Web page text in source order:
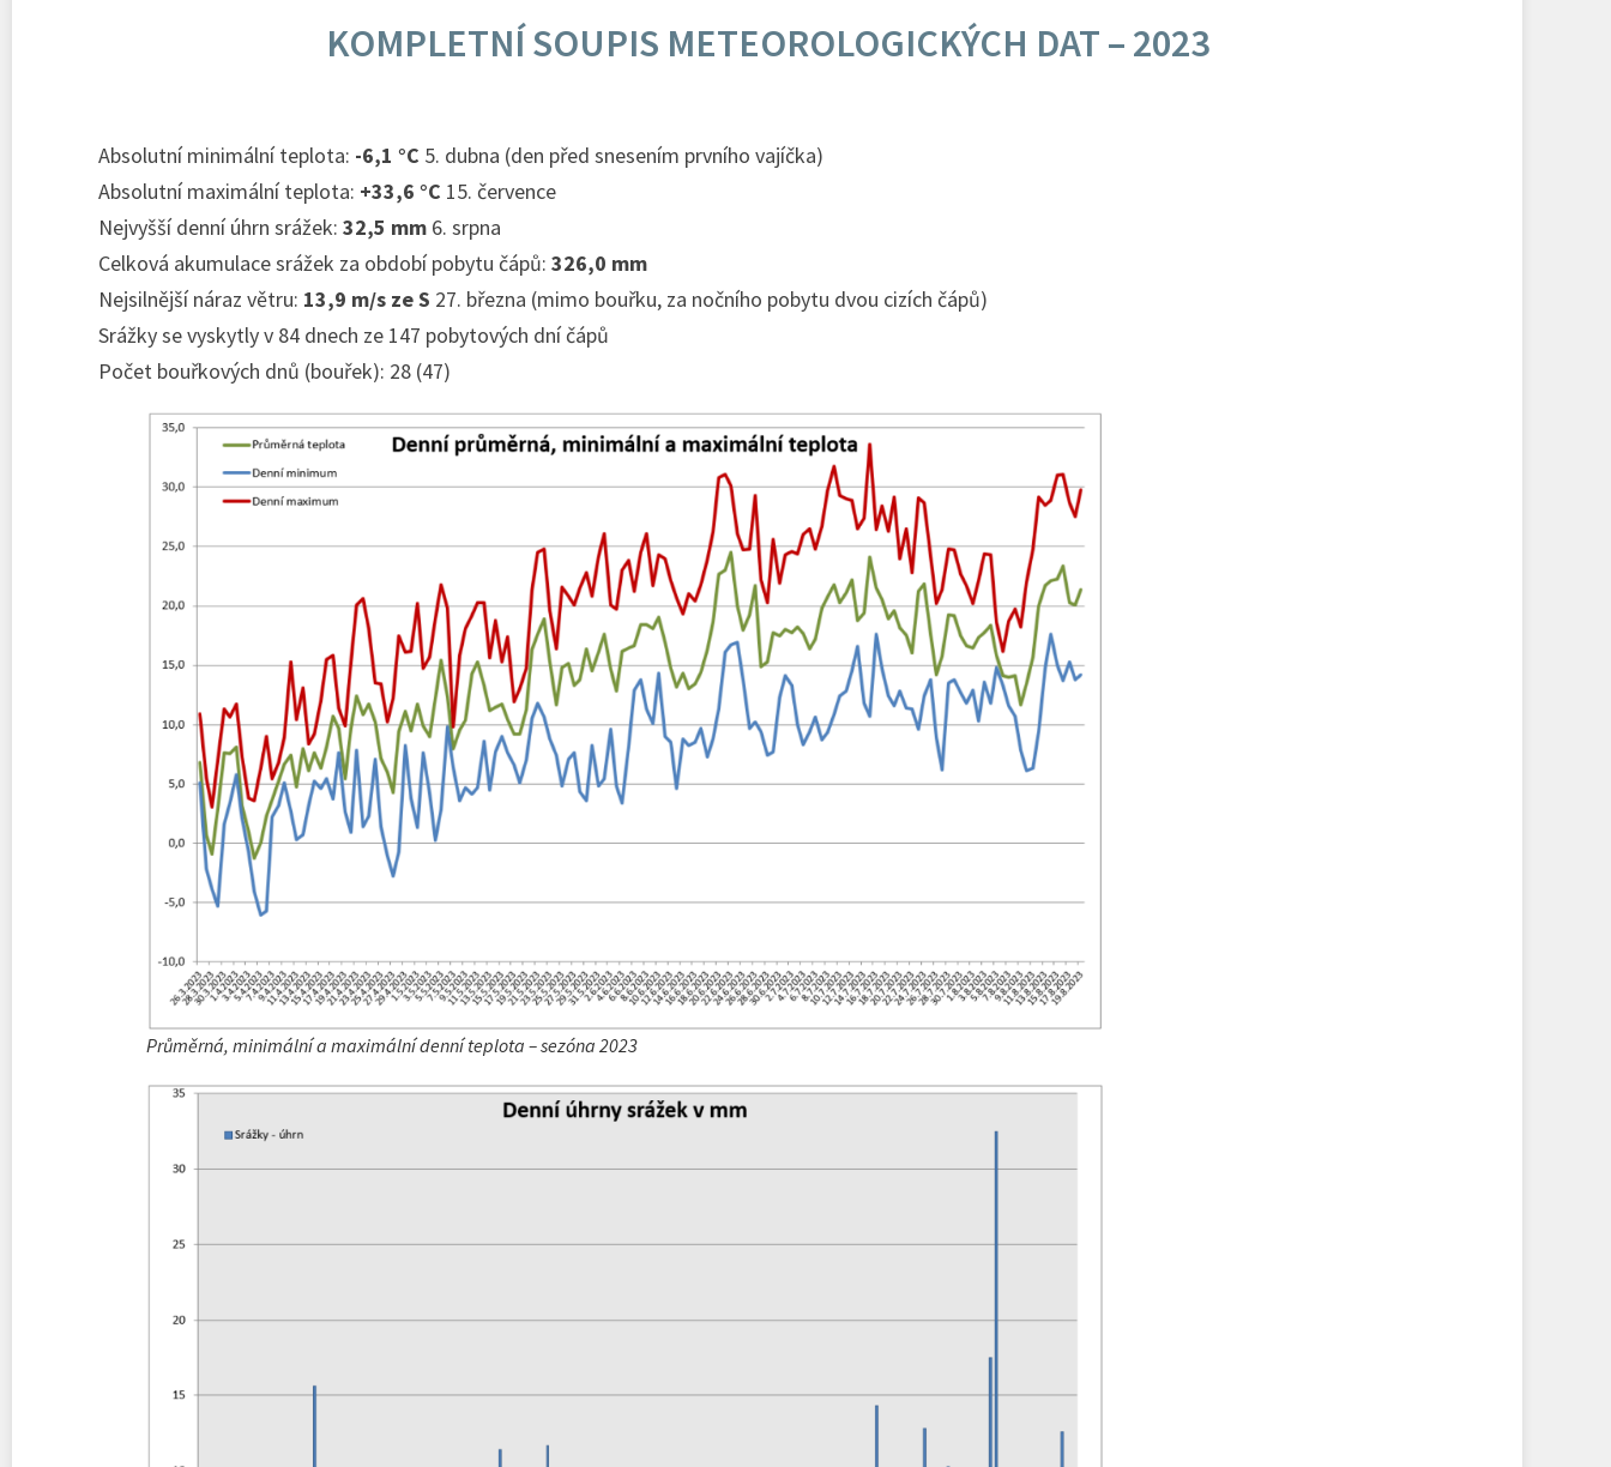
KOMPLETNÍ SOUPIS METEOROLOGICKÝCH DAT – 2023
Absolutní minimální teplota: -6,1 °C 5. dubna (den před snesením prvního vajíčka)
Absolutní maximální teplota: +33,6 °C 15. července
Nejvyšší denní úhrn srážek: 32,5 mm 6. srpna
Celková akumulace srážek za období pobytu čápů: 326,0 mm
Nejsilnější náraz větru: 13,9 m/s ze S 27. března (mimo bouřku, za nočního pobytu dvou cizích čápů)
Srážky se vyskytly v 84 dnech ze 147 pobytových dní čápů
Počet bouřkových dnů (bouřek): 28 (47)
Průměrná, minimální a maximální denní teplota – sezóna 2023